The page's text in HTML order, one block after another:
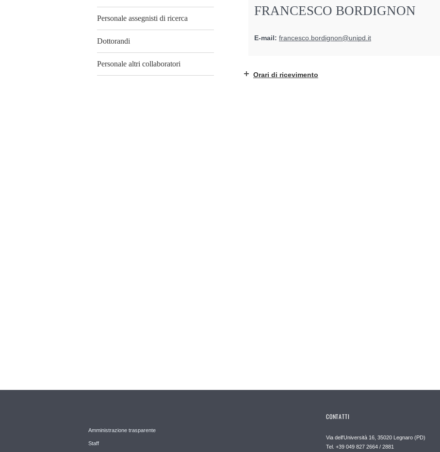
Personale assegnisti di ricerca
Dottorandi
Personale altri collaboratori
FRANCESCO BORDIGNON
E-mail: francesco.bordignon@unipd.it
Orari di ricevimento
Amministrazione trasparente
Staff
CONTATTI
Via dell'Università 16, 35020 Legnaro (PD)
Tel. +39 049 827 2664 / 2881